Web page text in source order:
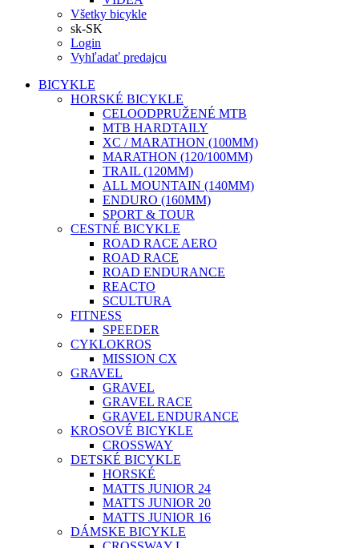
Všetky bicykle
sk-SK
Login
Vyhľadať predajcu
BICYKLE
HORSKÉ BICYKLE
CELOODPRUŽENÉ MTB
MTB HARDTAILY
XC / MARATHON (100MM)
MARATHON (120/100MM)
TRAIL (120MM)
ALL MOUNTAIN (140MM)
ENDURO (160MM)
SPORT & TOUR
CESTNÉ BICYKLE
ROAD RACE AERO
ROAD RACE
ROAD ENDURANCE
REACTO
SCULTURA
FITNESS
SPEEDER
CYKLOKROS
MISSION CX
GRAVEL
GRAVEL
GRAVEL RACE
GRAVEL ENDURANCE
KROSOVÉ BICYKLE
CROSSWAY
DETSKÉ BICYKLE
HORSKÉ
MATTS JUNIOR 24
MATTS JUNIOR 20
MATTS JUNIOR 16
DÁMSKE BICYKLE